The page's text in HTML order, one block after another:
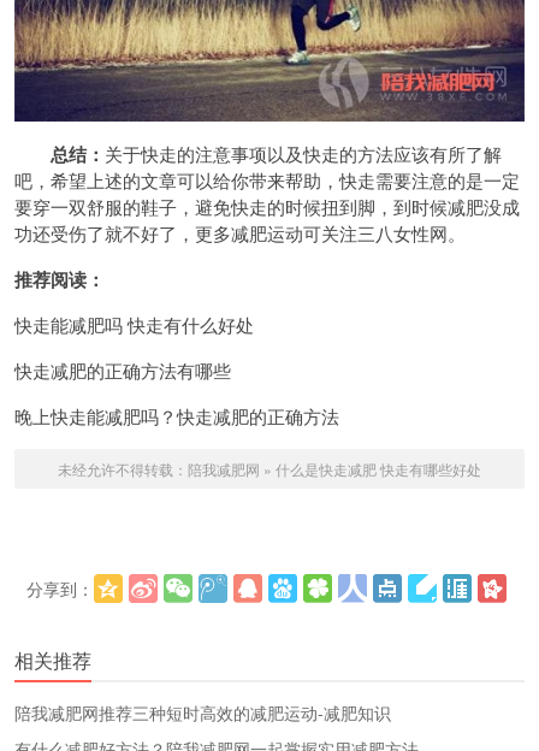
总结： 关于快走的注意事项以及快走的方法应该有所了解
吧，希望上述的文章可以给你带来帮助，快走需要注意的是一定
要穿一双舒服的鞋子，避免快走的时候扭到脚，到时候减肥没成
功还受伤了就不好了，更多减肥运动可关注三八女性网。
推荐阅读：
快走能减肥吗 快走有什么好处
快走减肥的正确方法有哪些
晚上快走能减肥吗？快走减肥的正确方法
未经允许不得转载： 陪我减肥网 » 什么是快走减肥 快走有哪些好处
分享到：
相关推荐
陪我减肥网推荐三种短时高效的减肥运动-减肥知识